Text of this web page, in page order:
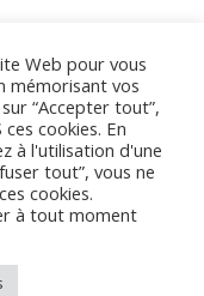
Web pour vous
mémorisant vos
“Accepter tout”,
cookies. En
à l'utilisation d'une
tout”, vous ne
cookies.
à tout moment